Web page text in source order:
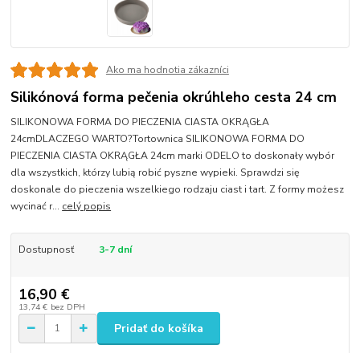
Ako ma hodnotia zákazníci
Silikónová forma pečenia okrúhleho cesta 24 cm
SILIKONOWA FORMA DO PIECZENIA CIASTA OKRĄGŁA
24cmDLACZEGO WARTO?Tortownica SILIKONOWA FORMA DO
PIECZENIA CIASTA OKRĄGŁA 24cm marki ODELO to doskonały wybór
dla wszystkich, którzy lubią robić pyszne wypieki. Sprawdzi się
doskonale do pieczenia wszelkiego rodzaju ciast i tart. Z formy możesz
wycinać r... celý popis
Dostupnosť 3-7 dní
16,90 €
13,74 € bez DPH
Pridať do košíka